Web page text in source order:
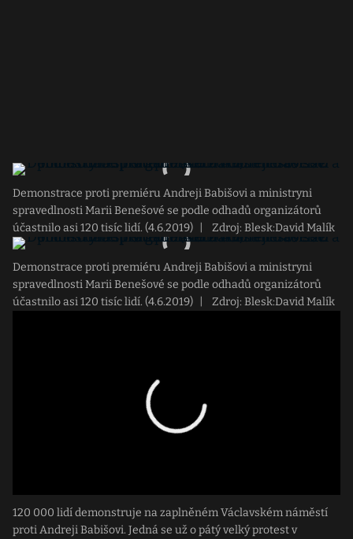
Demonstrace proti premiéru Andreji Babišovi a ministryni
spravedlnosti Marii Benešové se podle odhadů organizátorů
účastnilo asi 120 tisíc lidí. (4.6.2019)
Zdroj: Blesk:David Malík
Demonstrace proti premiéru Andreji Babišovi a ministryni
spravedlnosti Marii Benešové se podle odhadů organizátorů
účastnilo asi 120 tisíc lidí. (4.6.2019)
Zdroj: Blesk:David Malík
120 000 lidí demonstruje na zaplněném Václavském náměstí
proti Andreji Babišovi. Jedná se už o pátý velký protest v